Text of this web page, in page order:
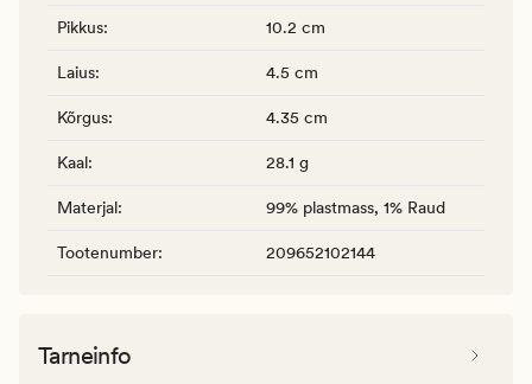
Pikkus: 10.2 cm
Laius: 4.5 cm
Kõrgus: 4.35 cm
Kaal: 28.1 g
Materjal: 99% plastmass, 1% Raud
Tootenumber: 209652102144
Tarneinfo